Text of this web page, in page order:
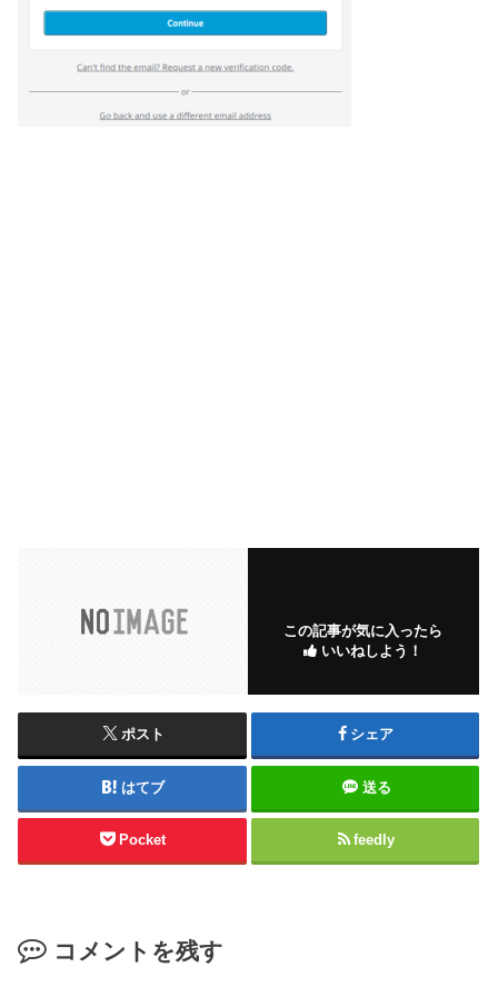
この記事が気に入ったら
いいねしよう！
ポスト シェア
はてブ 送る
Pocket feedly
コメントを残す